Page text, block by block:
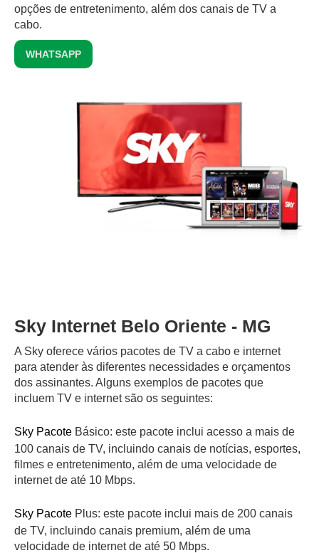
opções de entretenimento, além dos canais de TV a
cabo.
WHATSAPP
Sky Internet Belo Oriente - MG
A Sky oferece vários pacotes de TV a cabo e internet
para atender às diferentes necessidades e orçamentos
dos assinantes. Alguns exemplos de pacotes que
incluem TV e internet são os seguintes:
Sky Pacote Básico: este pacote inclui acesso a mais de
100 canais de TV, incluindo canais de notícias, esportes,
filmes e entretenimento, além de uma velocidade de
internet de até 10 Mbps.
Sky Pacote Plus: este pacote inclui mais de 200 canais
de TV, incluindo canais premium, além de uma
velocidade de internet de até 50 Mbps.